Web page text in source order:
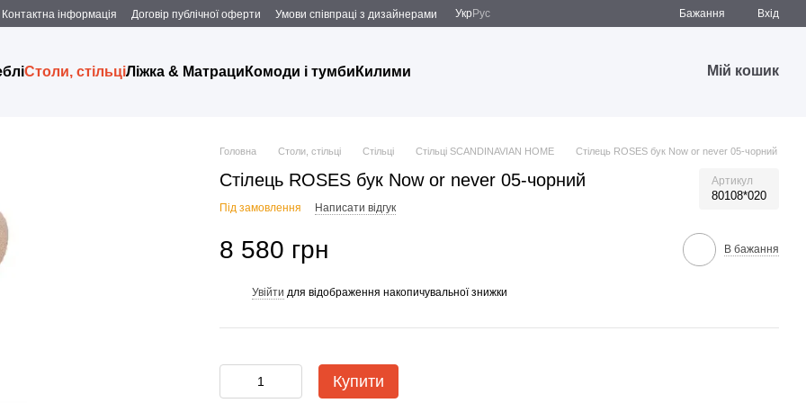
Контактна інформація Договір публічної оферти Умови співпраці з дизайнерами Укр Рус Бажання Вхід
Столи, стільціЛіжка & Матраци Комоди і тумби Килими Мій кошик
Головна Столи, стільці Стільці Стільці SCANDINAVIAN HOME Стілець ROSES бук Now or never 05-чорний
Стілець ROSES бук Now or never 05-чорний Артикул
80108*020
Під замовлення Написати відгук
8 580 грн В бажання
Увійти для відображення накопичувальної знижки
Купити